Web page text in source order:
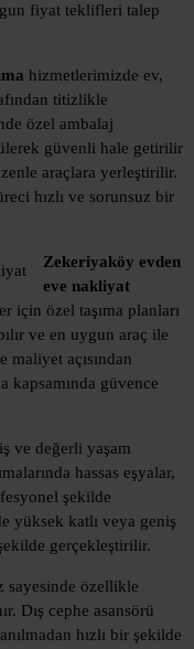
fiyat teklifleri talep
hizmetlerimizde ev,
titizlikle
özel ambalaj
güvenli hale getirilir
araçlara yerleştirilir.
hızlı ve sorunsuz bir
Zekeriyaköy evden
eve nakliyat
için özel taşıma planları
ve en uygun araç ile
açısından
kapsamında güvence
ve değerli yaşam
hassas eşyalar,
şekilde
yüksek katlı veya geniş
gerçekleştirilir.
sayesinde özellikle
Dış cephe asansörü
hızlı bir şekilde